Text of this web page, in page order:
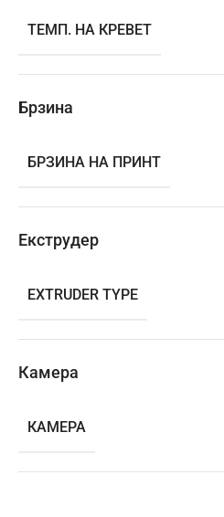
ТЕМП. НА КРЕВЕТ
Брзина
БРЗИНА НА ПРИНТ
Екструдер
EXTRUDER TYPE
Камера
КАМЕРА